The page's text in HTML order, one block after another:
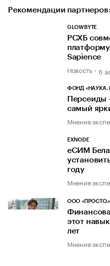
Рекомендации партнеров:
GLOWBYTE
РСХБ
Sapience
Новость 6
ФОНД «НАУКА.
Персеиды
самый
Мнение
EXNODE
еСИМ
году
Мнение
ООО «ПРОСТО.»
этот
лет
Мнение